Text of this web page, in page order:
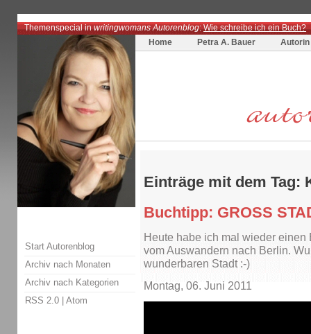
Themenspecial inwritingwomans Autorenblog:Wie schreibe ich ein Buch?
Home
Petra A. Bauer Autorin
Einträge mit dem Tag:
Buchtipp: GROSS
Heute habe ich mal wieder
vom Auswandern nach Berlin.
wunderbaren Stadt :-)
Montag, 06. Juni 2011
Start Autorenblog
Archiv nach Monaten
Archiv nach Kategorien
RSS 2.0 | Atom